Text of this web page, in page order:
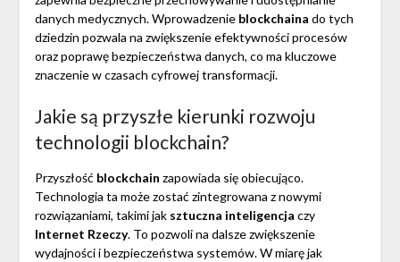
danych medycznych. Wprowadzenie blockchaina do tych
dziedzin pozwala na zwiększenie efektywności procesów
oraz poprawę bezpieczeństwa danych, co ma kluczowe
znaczenie w czasach cyfrowej transformacji.
Jakie są przyszłe kierunki rozwoju
technologii blockchain?
Przyszłość blockchain zapowiada się obiecująco.
Technologia ta może zostać zintegrowana z nowymi
rozwiązaniami, takimi jak sztuczna inteligencja czy
Internet Rzeczy. To pozwoli na dalsze zwiększenie
wydajności i bezpieczeństwa systemów. W miarę jak